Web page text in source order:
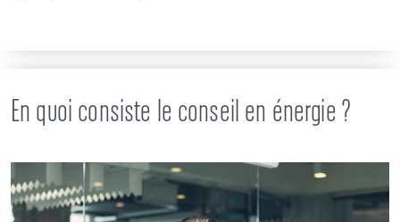
En quoi consiste le conseil en énergie ?